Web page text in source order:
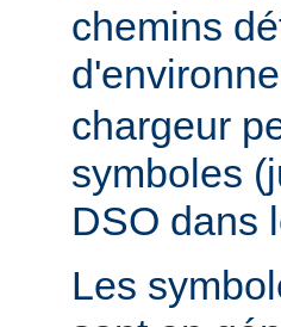
chemins
chargeur
symboles
DSO dans
Les